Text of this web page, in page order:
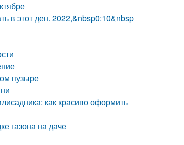
в этот ден. 2022,&nbsp0:10&nbsp
пузыре
как красиво оформить
газона на даче